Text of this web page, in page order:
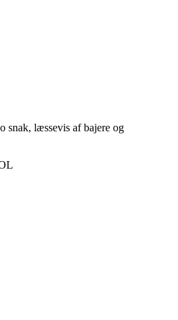
snak, læssevis af bajere og